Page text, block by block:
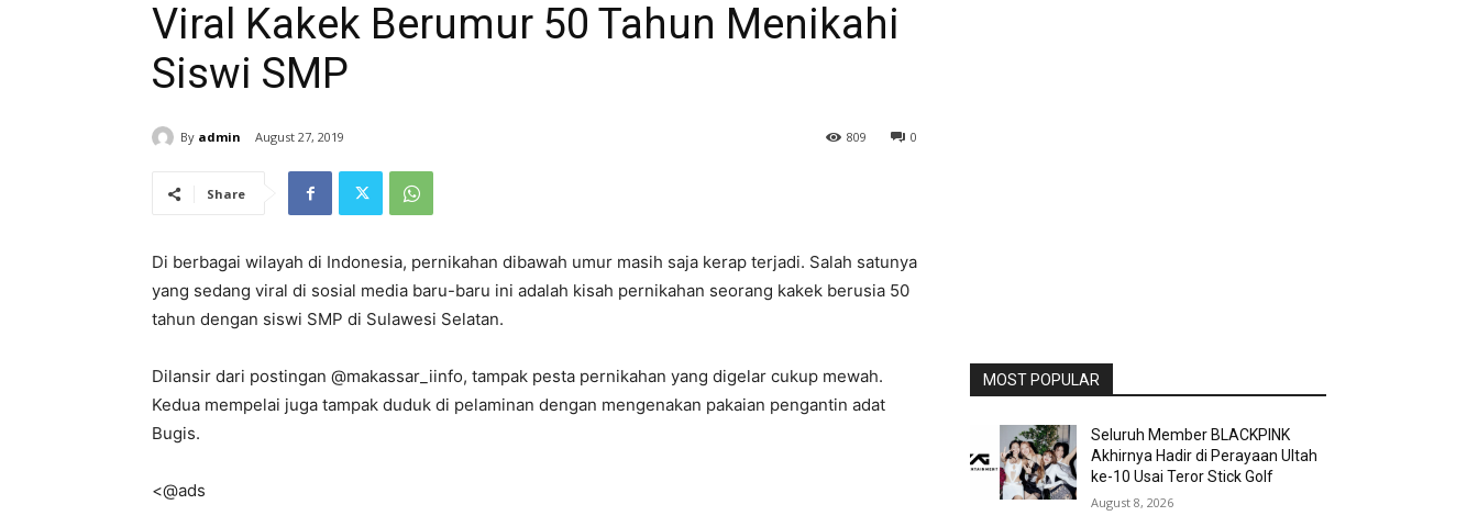
Viral Kakek Berumur 50 Tahun Menikahi
Siswi SMP
By admin August 27, 2019 0
809
Share
Di berbagai wilayah di Indonesia, pernikahan dibawah umur masih saja kerap terjadi. Salah satunya
yang sedang viral di sosial media baru-baru ini adalah kisah pernikahan seorang kakek berusia 50
tahun dengan siswi SMP di Sulawesi Selatan.
Dilansir dari postingan @makassar_iinfo, tampak pesta pernikahan yang digelar cukup mewah.
Kedua mempelai juga tampak duduk di pelaminan dengan mengenakan pakaian pengantin adat
Bugis.
<@ads
MOST POPULAR
Seluruh Member BLACKPINK
Akhirnya Hadir di Perayaan Ultah
ke-10 Usai Teror Stick Golf
August 8, 2026